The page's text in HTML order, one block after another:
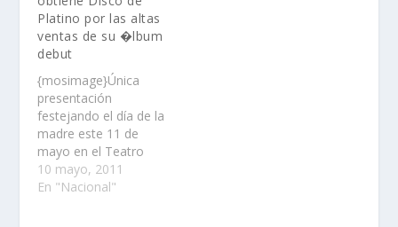
Platino por las altas
ventas de su �lbum
debut
{mosimage}Única
presentación
festejando el día de la
madre este 11 de
mayo en el Teatro
Metropólitan……
10 mayo, 2011
En "Nacional"